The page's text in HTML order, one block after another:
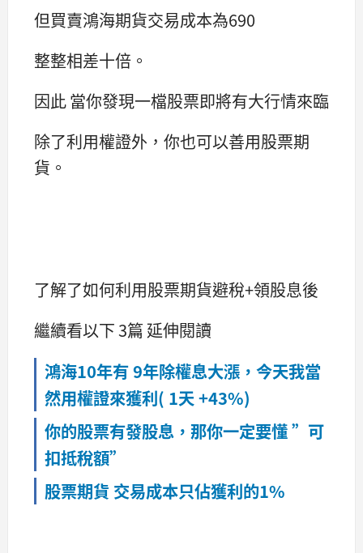
但買賣鴻海期貨交易成本為690
整整相差十倍。
因此 當你發現一檔股票即將有大行情來臨
除了利用權證外，你也可以善用股票期
貨。
了解了如何利用股票期貨避稅+領股息後
繼續看以下 3篇 延伸閱讀
鴻海10年有 9年除權息大漲，今天我當
然用權證來獲利( 1天 +43%)
你的股票有發股息，那你一定要懂 ”可
扣抵稅額”
股票期貨 交易成本只佔獲利的1%